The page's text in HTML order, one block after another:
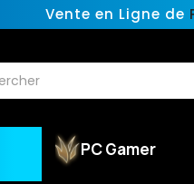
Vente en Ligne de
PC Gamer